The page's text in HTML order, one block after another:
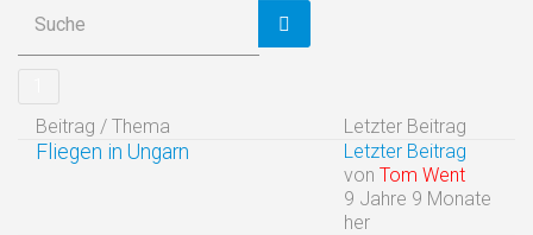
Beitrag / Thema
Letzter Beitrag
Fliegen in Ungarn
Letzter Beitrag
von Tom Went
9 Jahre 9 Monate
her